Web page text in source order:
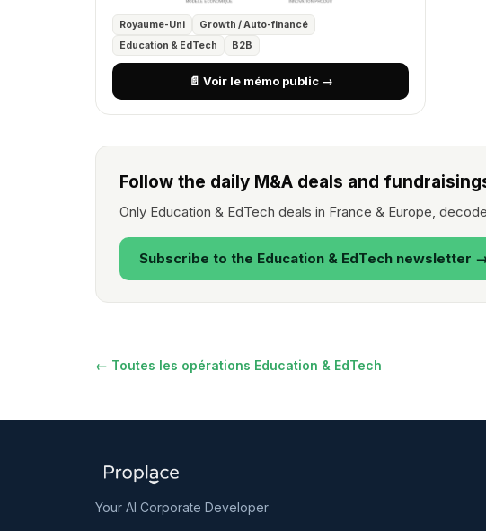
Royaume-Uni
Growth / Auto-financé
Education & EdTech
B2B
📄 Voir le mémo public →
Follow the daily M&A deals and
Only Education & EdTech deals in France & Europe,
Subscribe to the Education & EdTech newsletter
← Toutes les opérations Education & EdTech
Your AI Corporate Developer